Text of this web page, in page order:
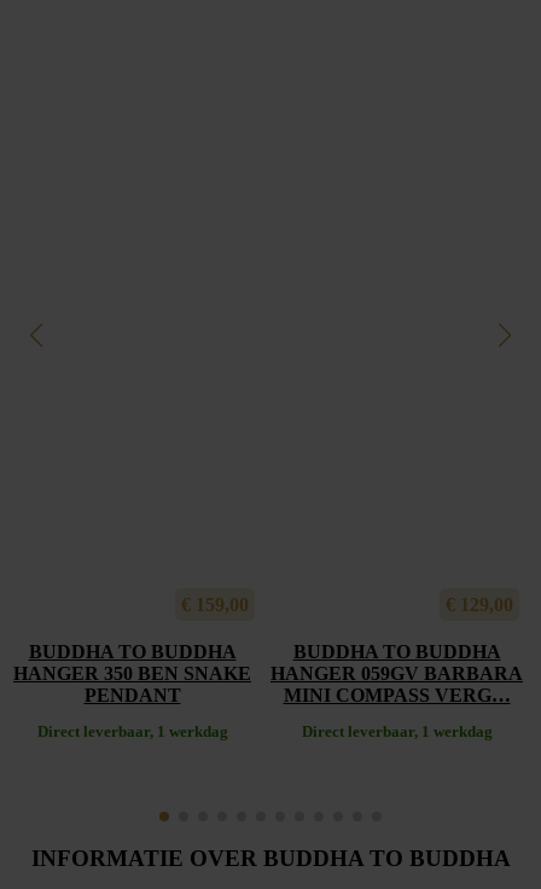
€ 159,00
BUDDHA TO BUDDHA
HANGER 350 BEN SNAKE
PENDANT
Direct leverbaar, 1 werkdag
€ 129,00
BUDDHA TO BUDDHA
HANGER 059GV BARBARA
MINI COMPASS VERG…
Direct leverbaar, 1 werkdag
INFORMATIE OVER BUDDHA TO BUDDHA